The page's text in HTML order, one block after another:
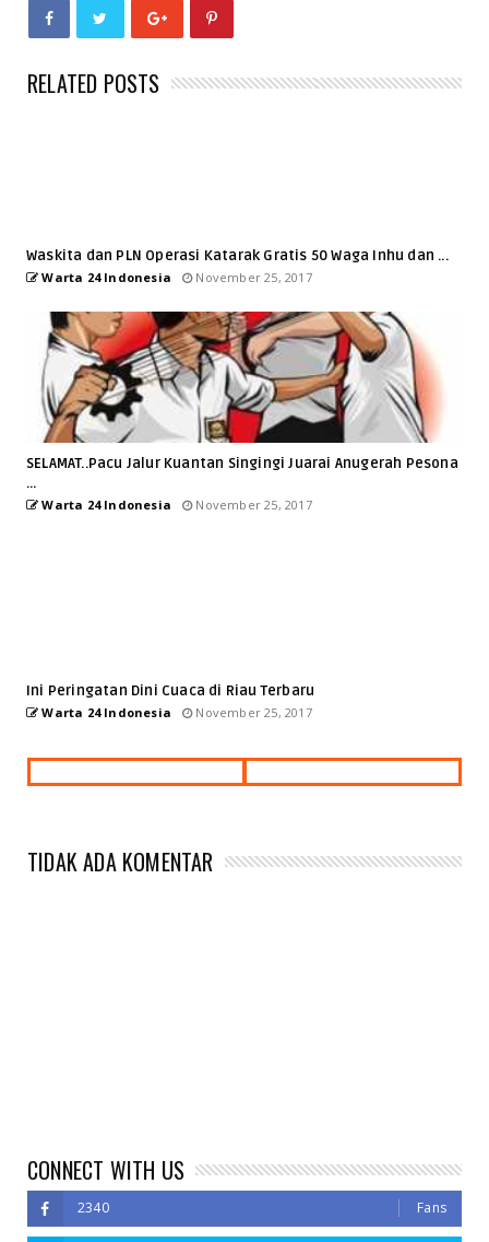
RELATED POSTS
Waskita dan PLN Operasi Katarak Gratis 50 Waga Inhu dan ...
Warta 24 Indonesia November 25, 2017
SELAMAT..Pacu Jalur Kuantan Singingi Juarai Anugerah Pesona
...
Warta 24 Indonesia November 25, 2017
Ini Peringatan Dini Cuaca di Riau Terbaru
Warta 24 Indonesia November 25, 2017
TIDAK ADA KOMENTAR
CONNECT WITH US
2340 Fans